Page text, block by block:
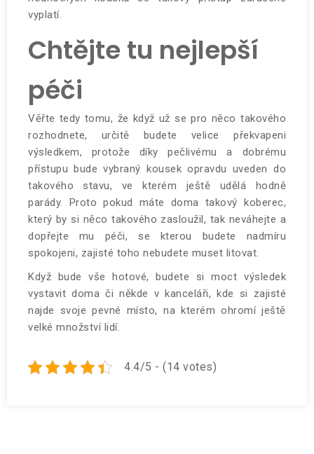
vyplatí.
Chtějte tu nejlepší
péči
Věřte tedy tomu, že když už se pro něco takového
rozhodnete, určitě budete velice překvapeni
výsledkem, protože díky pečlivému a dobrému
přístupu bude vybraný kousek opravdu uveden do
takového stavu, ve kterém ještě udělá hodně
parády. Proto pokud máte doma takový koberec,
který by si něco takového zasloužil, tak neváhejte a
dopřejte mu péči, se kterou budete nadmíru
spokojeni, zajisté toho nebudete muset litovat.
Když bude vše hotové, budete si moct výsledek
vystavit doma či někde v kanceláři, kde si zajisté
najde svoje pevné místo, na kterém ohromí ještě
velké množství lidí.
4.4/5 - (14 votes)